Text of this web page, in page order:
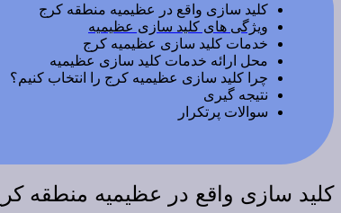
کلید سازی واقع در عظیمیه منطقه کرج
ویژگی های کلید سازی عظیمیه
خدمات کلید سازی عظیمیه کرج
محل ارائه خدمات کلید سازی عظیمیه
چرا کلید سازی عظیمیه کرج را انتخاب کنیم؟
نتیجه گیری
سوالات پرتکرار
کلید سازی واقع در عظیمیه منطقه